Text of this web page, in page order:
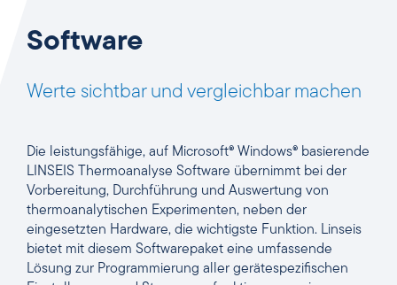
Software
Werte sichtbar und vergleichbar machen
Die leistungsfähige, auf Microsoft® Windows® basierende
LINSEIS Thermoanalyse Software übernimmt bei der
Vorbereitung, Durchführung und Auswertung von
thermoanalytischen Experimenten, neben der
eingesetzten Hardware, die wichtigste Funktion. Linseis
bietet mit diesem Softwarepaket eine umfassende
Lösung zur Programmierung aller gerätespezifischen